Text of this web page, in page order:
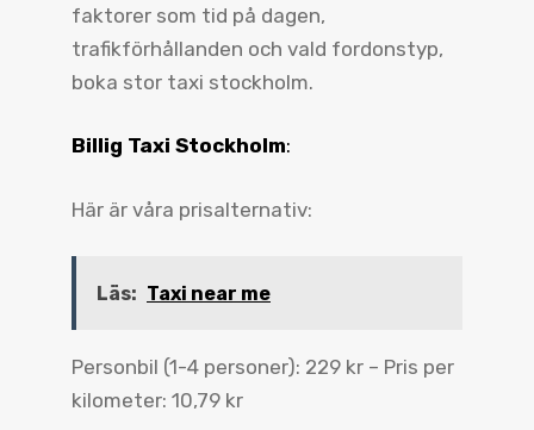
faktorer som tid på dagen,
trafikförhållanden och vald fordonstyp,
boka stor taxi stockholm.
Billig Taxi Stockholm:
Här är våra prisalternativ:
Läs: Taxi near me
Personbil (1-4 personer): 229 kr – Pris per
kilometer: 10,79 kr